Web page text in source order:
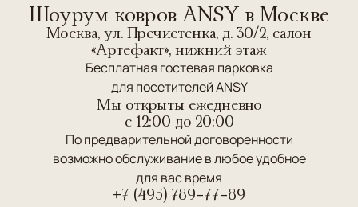
Шоурум ковров ANSY в Москве
Москва, ул. Пречистенка, д. 30/2, салон
«Артефакт», нижний этаж
Бесплатная гостевая парковка
для посетителей ANSY
Мы открыты ежедневно
c 12:00 до 20:00
По предварительной договоренности
возможно обслуживание в любое удобное
для вас время
+7 (495) 789-77-89